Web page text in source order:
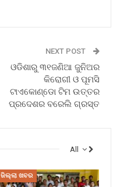
NEXT POST
ଓଡିଶାରୁ ୩୧ଜଣିଆ ଜୁନିଅର
କିରୋଗୀ ଓ ପୂମସି
ଟାଏକୋଣ୍ଡୋ ଟିମ ଉତ୍ତର
ପ୍ରଦେଶର ବରେଲି ଗ୍ରସ୍ତ
All
ଜିଲ୍ଲା ଖବର